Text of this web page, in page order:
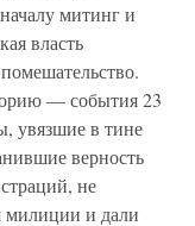
митинг и
власть
— события 23
увязшие в тине
верность
не
милиции и дали